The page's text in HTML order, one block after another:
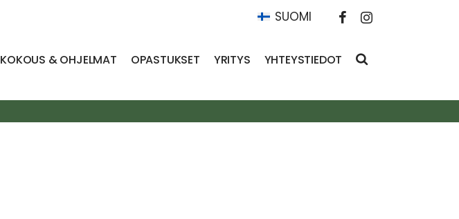
SUOMI
KOKOUS & OHJELMAT OPASTUKSET YRITYS YHTEYSTIEDOT